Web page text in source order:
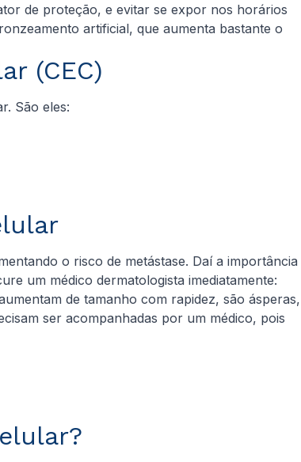
de proteção, e evitar se expor nos horários
artificial, que aumenta bastante o
(CEC)
São eles:
o risco de metástase. Daí a importância
um médico dermatologista imediatamente:
de tamanho com rapidez, são ásperas,
ser acompanhadas por um médico, pois